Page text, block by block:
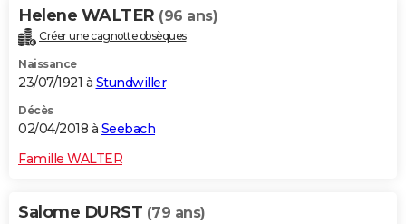
Helene WALTER (96 ans)
Créer une cagnotte obsèques
Naissance
23/07/1921 à Stundwiller
Décès
02/04/2018 à Seebach
Famille WALTER
Salome DURST (79 ans)